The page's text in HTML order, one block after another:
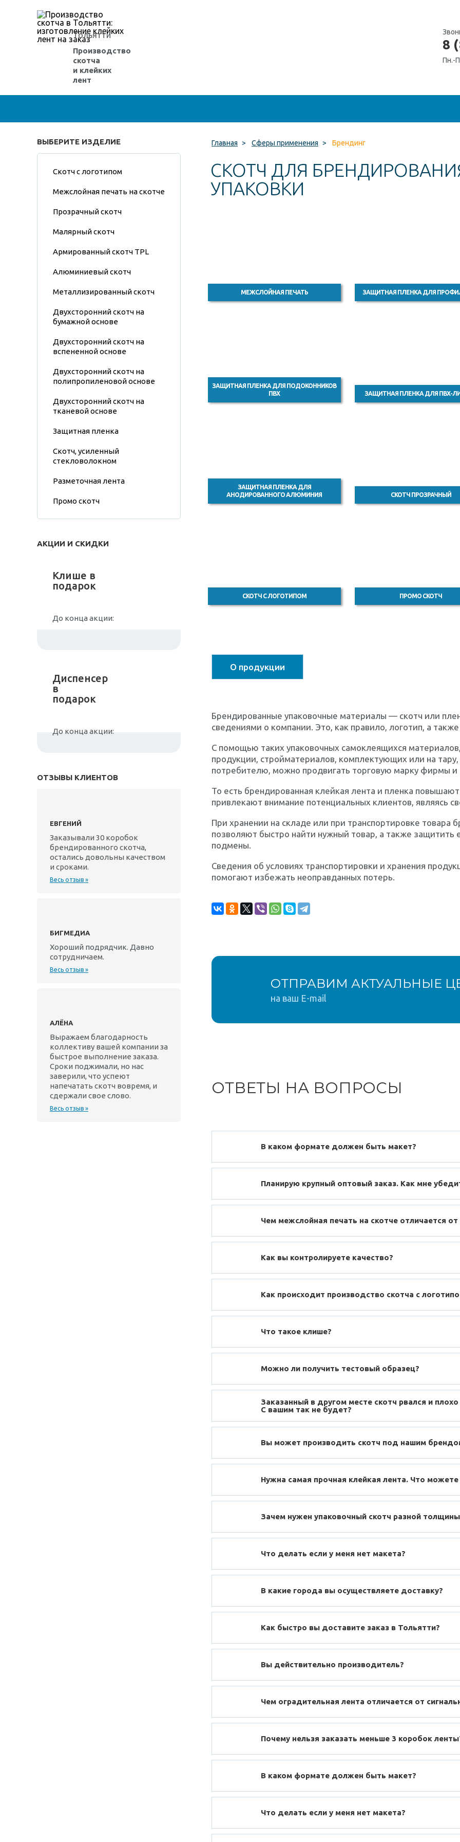
Тольятти
Производство
скотча
и клейких
лент
8
Пн.-
ВЫБЕРИТЕ ИЗДЕЛИЕ
Скотч с логотипом
Межслойная печать на скотче
Прозрачный скотч
Малярный скотч
Армированный скотч TPL
Алюминиевый скотч
Металлизированный скотч
Двухсторонний скотч на
бумажной основе
Двухсторонний скотч на
вспененной основе
Двухсторонний скотч на
полипропиленовой основе
Двухсторонний скотч на
тканевой основе
Защитная пленка
Скотч, усиленный
стекловолокном
Разметочная лента
Промо скотч
АКЦИИ И СКИДКИ
Клише в
подарок
До конца акции:
Диспенсер
в
подарок
До конца акции:
ОТЗЫВЫ КЛИЕНТОВ
ЕВГЕНИЙ
Заказывали 30 коробок
брендированного скотча,
остались довольны качеством
и сроками.
Весь отзыв »
БИГМЕДИА
Хороший подрядчик. Давно
сотрудничаем.
Весь отзыв »
АЛЁНА
Выражаем благодарность
коллективу вашей компании за
быстрое выполнение заказа.
Сроки поджимали, но нас
заверили, что успеют
напечатать скотч вовремя, и
сдержали свое слово.
Весь отзыв »
Главная > Сферы применения > Брендинг
СКОТЧ ДЛЯ
УПАКОВКИ
МЕЖСЛОЙНАЯ ПЕЧАТЬ ЗАЩИТНАЯ ПЛЕНКА ДЛЯ
ЗАЩИТНАЯ ПЛЕНКА ДЛЯ ПОДОКОННИКОВ
ПВХ
ЗАЩИТНАЯ ПЛЕНКА ДЛЯ ПВХ-
ЗАЩИТНАЯ ПЛЕНКА ДЛЯ
АНОДИРОВАННОГО АЛЮМИНИЯ
СКОТЧ ПРОЗРАЧНЫЙ
СКОТЧ С ЛОГОТИПОМ ПРОМО СКОТЧ
О продукции
Брендированные упаковочные материалы — скотч или
сведениями о компании. Это, как правило, логотип, а
С помощью таких упаковочных самоклеящихся
продукции, стройматериалов, комплектующих или на
потребителю, можно продвигать торговую марку фирмы и
То есть брендированная клейкая лента и пленка
привлекают внимание потенциальных клиентов, являясь
При хранении на складе или при транспортировке товара
позволяют быстро найти нужный товар, а также защитить
подмены.
Сведения об условиях транспортировки и хранения
помогают избежать неоправданных потерь.
ОТПРАВИМ АКТУАЛЬНЫЕ
на ваш E-mail
ОТВЕТЫ НА ВОПРОСЫ
В каком формате должен быть макет?
Планирую крупный оптовый заказ. Как мне
Чем межслойная печать на скотче отличается
Как вы контролируете качество?
Как происходит производство скотча с
Что такое клише?
Можно ли получить тестовый образец?
Заказанный в другом месте скотч рвался и плохо
С вашим так не будет?
Вы может производить скотч под нашим
Нужна самая прочная клейкая лента. Что
Зачем нужен упаковочный скотч разной
Что делать если у меня нет макета?
В какие города вы осуществляете доставку?
Как быстро вы доставите заказ в Тольятти?
Вы действительно производитель?
Чем оградительная лента отличается от
Почему нельзя заказать меньше 3 коробок
В каком формате должен быть макет?
Что делать если у меня нет макета?